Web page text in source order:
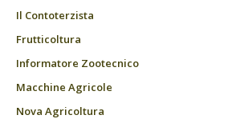
Il Contoterzista
Frutticoltura
Informatore Zootecnico
Macchine Agricole
Nova Agricoltura